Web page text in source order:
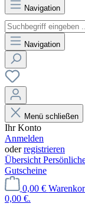
Navigation
Navigation
Menü schließen
Ihr Konto
Anmelden
oderregistrieren
Übersicht
Gutscheine
0,00 €
0,00 €.